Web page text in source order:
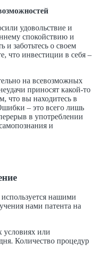
удовольствие и
спокойствию и
и заботьтесь о своем
что инвестиции в себя –
на всевозможных
приносят какой-то
что вы находитесь в
– это всего лишь
в употреблении
и
нашими
нами патента на
условиях или
Количество процедур